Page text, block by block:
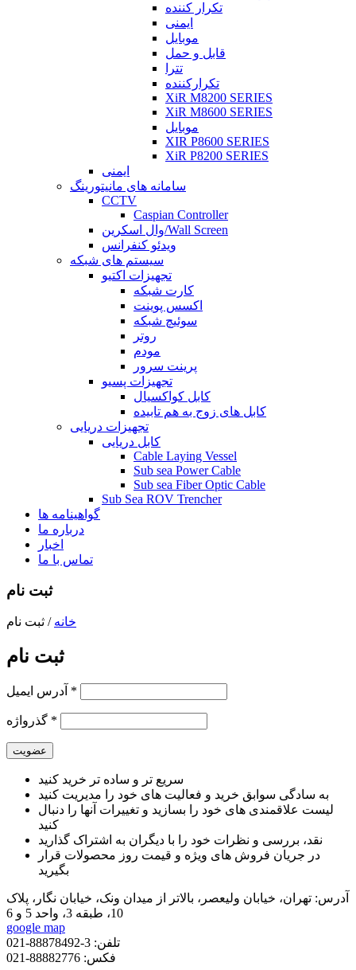
تکرار کننده
ایمنی
موبایل
قابل و حمل
تترا
تکرارکننده
XiR M8200 SERIES
XiR M8600 SERIES
موبایل
XIR P8600 SERIES
XiR P8200 SERIES
ایمنی
سامانه های مانیتورینگ
CCTV
Caspian Controller
وال اسکرین/Wall Screen
ویدئو کنفرانس
سیستم های شبکه
تجهیزات اکتیو
کارت شبکه
اکسس پوینت
سوئیچ شبکه
روتر
مودم
پرینت سرور
تجهیزات پسیو
کابل کواکسیال
کابل های زوج به هم تابیده
تجهیزات دریایی
کابل دریایی
Cable Laying Vessel
Sub sea Power Cable
Sub sea Fiber Optic Cable
Sub Sea ROV Trencher
گواهینامه ها
درباره ما
اخبار
تماس با ما
ثبت نام
خانه / ثبت نام
ثبت نام
*
*
سریع تر و ساده تر خرید کنید
به سادگی سوابق خرید و فعالیت های خود را مدیریت کنید
لیست علاقمندی های خود را بسازید و تغییرات آنها را دنبال
کنید
نقد، بررسی و نظرات خود را با دیگران به اشتراک گذارید
در جریان فروش های ویژه و قیمت روز محصولات قرار
بگیرید
آدرس: تهران، خیابان ولیعصر، بالاتر از میدان ونک، خیابان نگار، پلاک
10، طبقه 3، واحد 5 و 6
google map
تلفن: 3-88878492-021
فکس: 88882776-021